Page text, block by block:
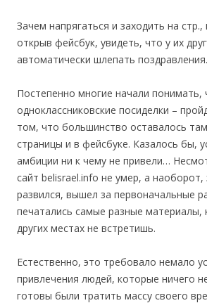
Зачем напрягаться и заходить на
открыв фейсбук, увидеть, что у их
автоматически шлепать поздравления.
Постепенно многие начали понимать,
одноклассниковские посиделки –
том, что большинство оставалось
страницы и в фейсбуке. Казалось бы,
амбиции ни к чему не привели…
сайт belisrael.info не умер, а наоборот,
развился, вышел за первоначальные
печатались самые разные материалы,
других местах не встретишь.
Естественно, это требовало немало
привлечения людей, которые ничего
готовы были тратить массу своего